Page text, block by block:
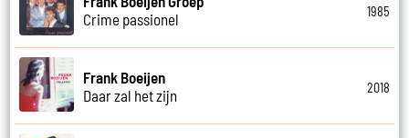
Crime passionel
1985
Frank Boeijen
Daar zal het zijn
2018